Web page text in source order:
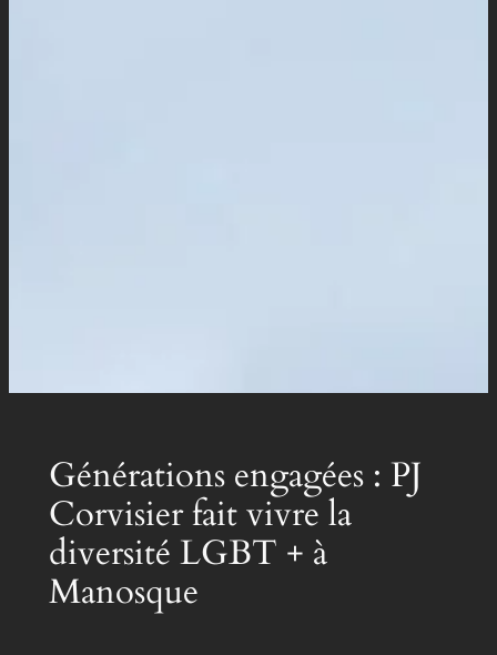
Générations engagées : PJ
Corvisier fait vivre la
diversité LGBT + à
Manosque